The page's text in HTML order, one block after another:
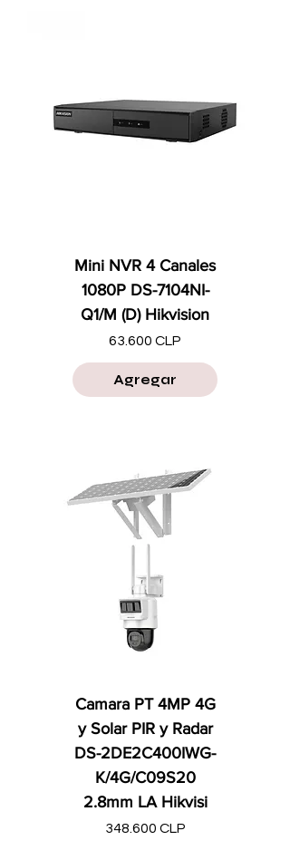
Mini NVR 4 Canales
1080P DS-7104NI-
Q1/M (D) Hikvision
Precio
63.600 CLP
Agregar
Camara PT 4MP 4G
y Solar PIR y Radar
DS-2DE2C400IWG-
K/4G/C09S20
2.8mm LA Hikvisi
Precio
348.600 CLP